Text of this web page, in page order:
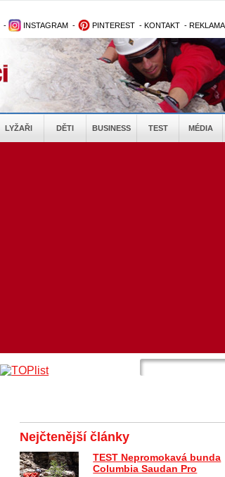
- INSTAGRAM - PINTEREST - KONTAKT - REKLAMA
LYŽAŘI DĚTI BUSINESS TEST MÉDIA
Nejčtenější články
TEST Nepromokavá bunda
Columbia Saudan Pro